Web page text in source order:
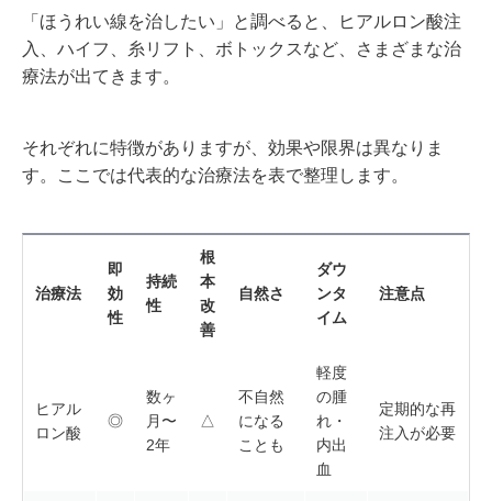
「ほうれい線を治したい」と調べると、ヒアルロン酸注
入、ハイフ、糸リフト、ボトックスなど、さまざまな治
療法が出てきます。
それぞれに特徴がありますが、効果や限界は異なりま
す。ここでは代表的な治療法を表で整理します。
治療法
即
効
性
持続
性
根
本
改
善
自然さ
ダウ
ンタ
イム
注意点
ヒアル
ロン酸
◎
数ヶ
月〜
2年
△
不自然
になる
ことも
軽度
の腫
れ・
内出
血
定期的な再
注入が必要